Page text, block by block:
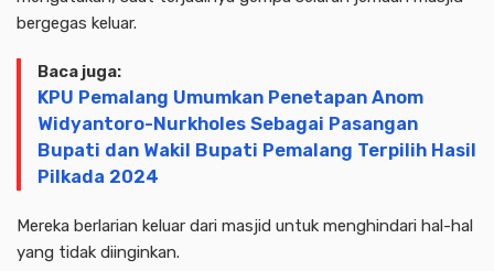
bergegas keluar.
Baca juga:
KPU Pemalang Umumkan Penetapan Anom
Widyantoro-Nurkholes Sebagai Pasangan
Bupati dan Wakil Bupati Pemalang Terpilih Hasil
Pilkada 2024
Mereka berlarian keluar dari masjid untuk menghindari hal-hal
yang tidak diinginkan.